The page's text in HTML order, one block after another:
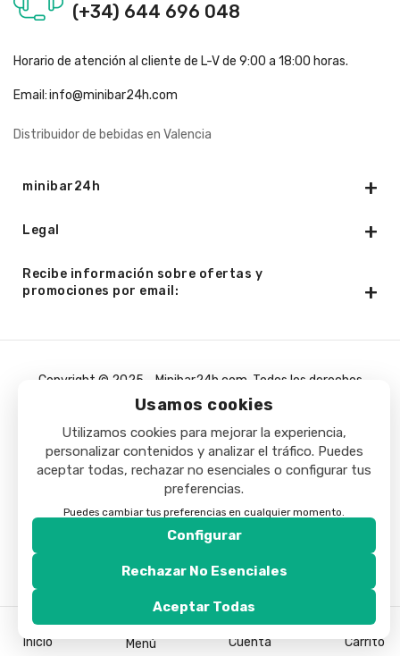
Usamos cookies
Utilizamos cookies para mejorar la experiencia,
personalizar contenidos y analizar el tráfico. Puedes
aceptar todas, rechazar no esenciales o configurar tus
preferencias.
Puedes cambiar tus preferencias en cualquier momento.
Configurar
Rechazar No Esenciales
Aceptar Todas
(+34) 644 696 048
Horario de atención al cliente de L-V de 9:00 a 18:00 horas.
Email:info@minibar24h.com
Distribuidor de bebidas en Valencia
minibar24h
Legal
Recibe información sobre ofertas y
promociones por email:
Copyright © 2025 - Minibar24h.com. Todos los derechos
reservados.
Inicio Menú Cuenta Carrito